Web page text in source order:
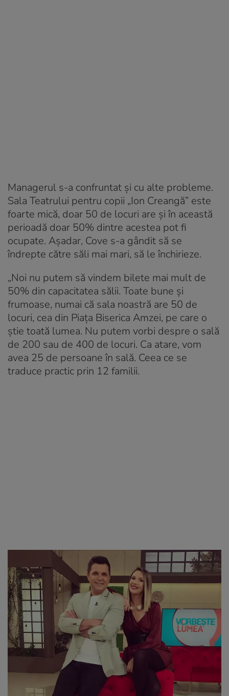
Managerul s-a confruntat și cu alte probleme.
Sala Teatrului pentru copii „Ion Creangă” este
foarte mică, doar 50 de locuri are și în această
perioadă doar 50% dintre acestea pot fi
ocupate. Așadar, Cove s-a gândit să se
îndrepte către săli mai mari, să le închirieze.
„Noi nu putem să vindem bilete mai mult de
50% din capacitatea sălii. Toate bune și
frumoase, numai că sala noastră are 50 de
locuri, cea din Piața Biserica Amzei, pe care o
știe toată lumea. Nu putem vorbi despre o sală
de 200 sau de 400 de locuri. Ca atare, vom
avea 25 de persoane în sală. Ceea ce se
traduce practic prin 12 familii.